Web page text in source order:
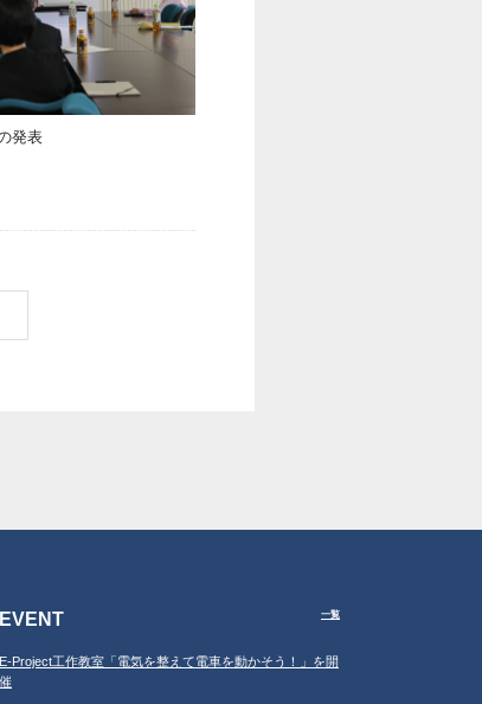
発表
EVENT 一覧
E-Project工作教室「電気を整えて電車を動かそう！」を開
催